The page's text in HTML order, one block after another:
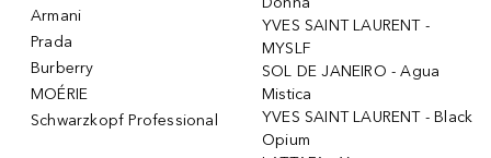
Armani
Prada
Burberry
MOÉRIE
Schwarzkopf Professional
YVES SAINT LAURENT -
MYSLF
SOL DE JANEIRO - Agua
Mistica
YVES SAINT LAURENT - Black
Opium